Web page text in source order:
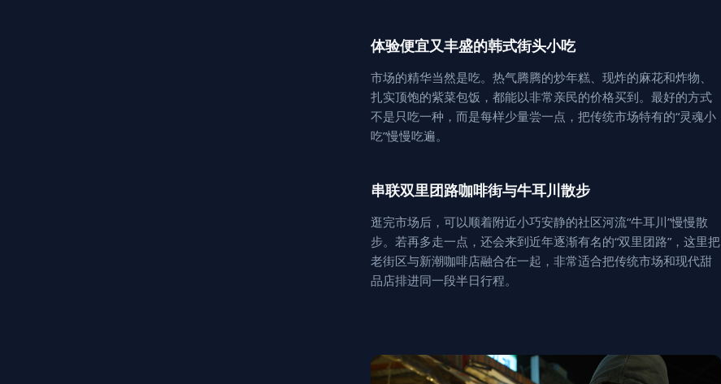
体验便宜又丰盛的韩式街头小吃
市场的精华当然是吃。热气腾腾的炒年糕、现炸的麻花和炸物、
扎实顶饱的紫菜包饭，都能以非常亲民的价格买到。最好的方式
不是只吃一种，而是每样少量尝一点，把传统市场特有的“灵魂小
吃”慢慢吃遍。
串联双里团路咖啡街与牛耳川散步
逛完市场后，可以顺着附近小巧安静的社区河流“牛耳川”慢慢散
步。若再多走一点，还会来到近年逐渐有名的“双里团路”，这里把
老街区与新潮咖啡店融合在一起，非常适合把传统市场和现代甜
品店排进同一段半日行程。